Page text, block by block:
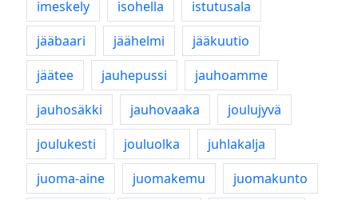
imeskely
isohella
istutusala
jääbaari
jäähelmi
jääkuutio
jäätee
jauhepussi
jauhoamme
jauhosäkki
jauhovaaka
joulujyvä
joulukesti
jouluolka
juhlakalja
juoma-aine
juomakemu
juomakunto